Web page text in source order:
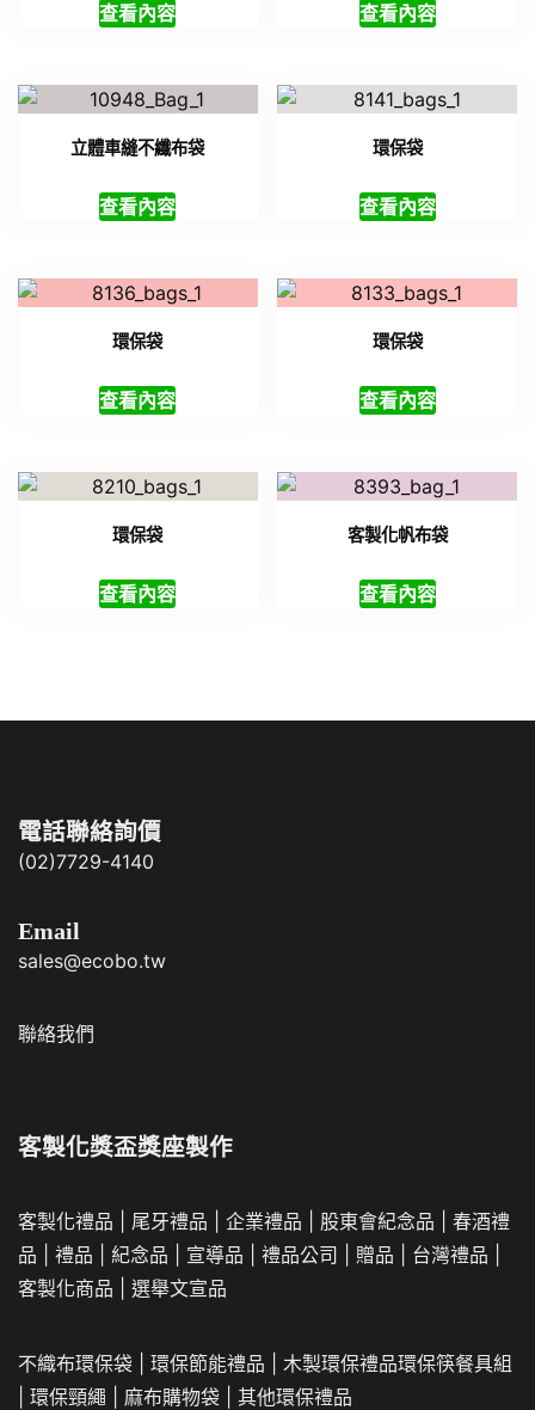
查看內容 查看內容
立體車縫不纖布袋
查看內容
環保袋
查看內容
環保袋
查看內容
環保袋
查看內容
環保袋
查看內容
客製化帆布袋
查看內容
電話聯絡詢價
(02)7729-4140
Email
sales@ecobo.tw
聯絡我們
客製化獎盃獎座製作
客製化禮品 尾牙禮品 企業禮品 股東會紀念品
春酒禮
品
禮品 紀念品 宣導品 禮品公司 贈品 台灣禮品
客製化商品
選舉文宣品
不織布環保袋 環保節能禮品 木製環保禮品環保筷餐具組
環保頸繩 麻布購物袋 其他環保禮品